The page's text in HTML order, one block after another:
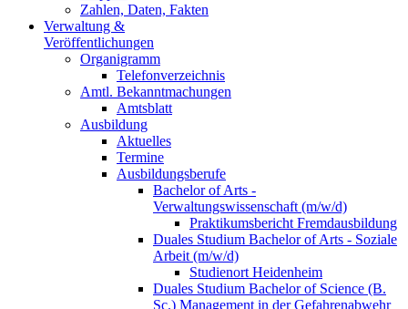
Zahlen, Daten, Fakten
Verwaltung &
Veröffentlichungen
Organigramm
Telefonverzeichnis
Amtl. Bekanntmachungen
Amtsblatt
Ausbildung
Aktuelles
Termine
Ausbildungsberufe
Bachelor of Arts -
Verwaltungswissenschaft (m/w/d)
Praktikumsbericht Fremdausbildung
Duales Studium Bachelor of Arts - Soziale
Arbeit (m/w/d)
Studienort Heidenheim
Duales Studium Bachelor of Science (B.
Sc.) Management in der Gefahrenabwehr